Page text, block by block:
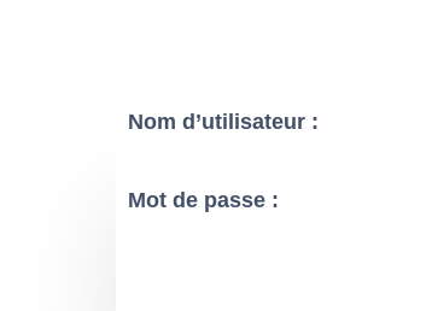
Nom d’utilisateur :
Mot de passe :